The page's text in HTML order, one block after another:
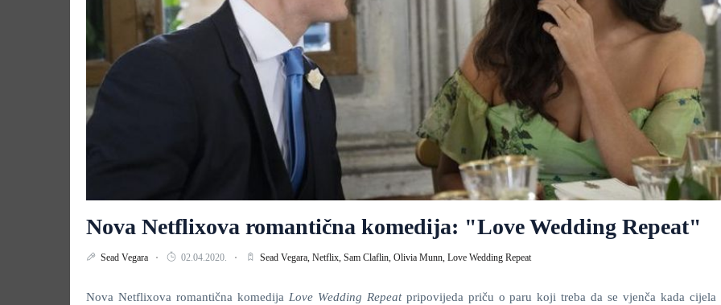
Nova Netflixova romantična komedija: "Love Wedding Repeat"
Sead Vegara 02.04.2020. Sead Vegara, Netflix, Sam Claflin, Olivia Munn, Love Wedding Repeat
Nova Netflixova romantična komedija Love Wedding Repeat pripovijeda priču o paru koji treba da se vjenča kada cijela